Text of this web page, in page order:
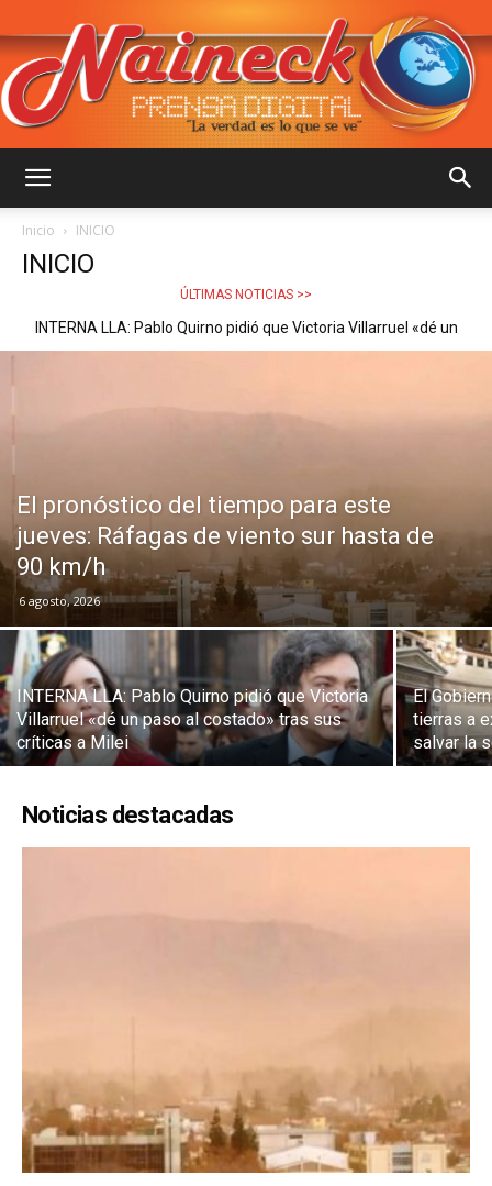
NAINECK
::
La
que
Inicio INICIO
INICIO
ÚLTIMAS NOTICIAS >>
El Gobierno dio marcha atrás con la venta de tierras a
El pronóstico del tiempo para este
jueves: Ráfagas de viento sur hasta de
90 km/h
6 agosto, 2026
INTERNA LLA: Pablo Quirno pidió que Victoria
Villarruel «dé un paso al costado» tras sus
críticas a Milei
El
tierras a
salvar la
Noticias destacadas